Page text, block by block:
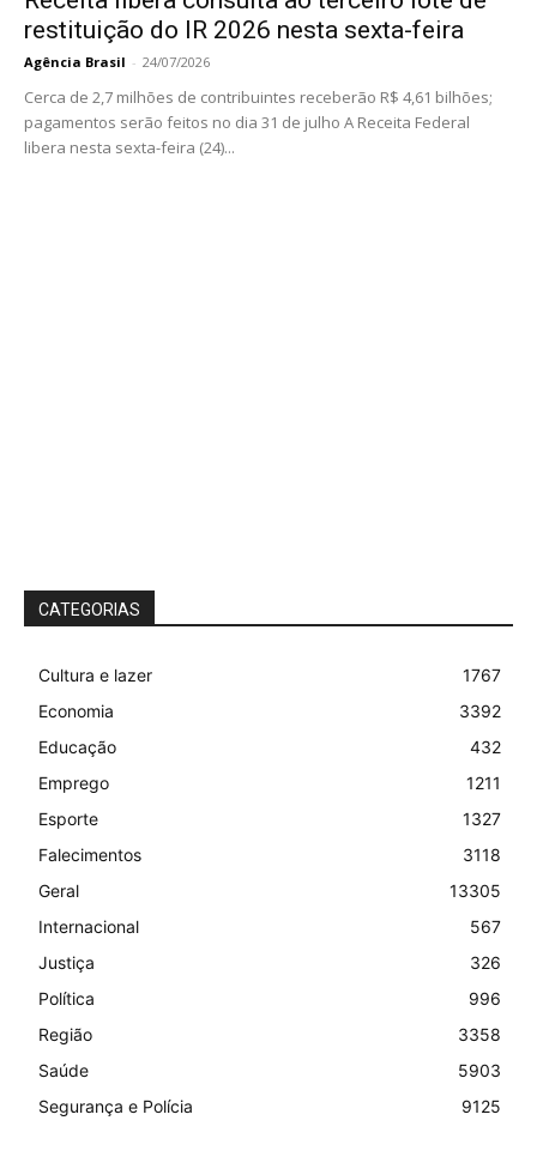
restituição do IR 2026 nesta sexta-feira
Agência Brasil - 24/07/2026
Cerca de 2,7 milhões de contribuintes receberão R$ 4,61 bilhões;
pagamentos serão feitos no dia 31 de julho A Receita Federal
libera nesta sexta-feira (24)...
CATEGORIAS
Cultura e lazer
1767
Economia
3392
Educação
432
Emprego
1211
Esporte
1327
Falecimentos
3118
Geral
13305
Internacional
567
Justiça
326
Política
996
Região
3358
Saúde
5903
Segurança e Polícia
9125